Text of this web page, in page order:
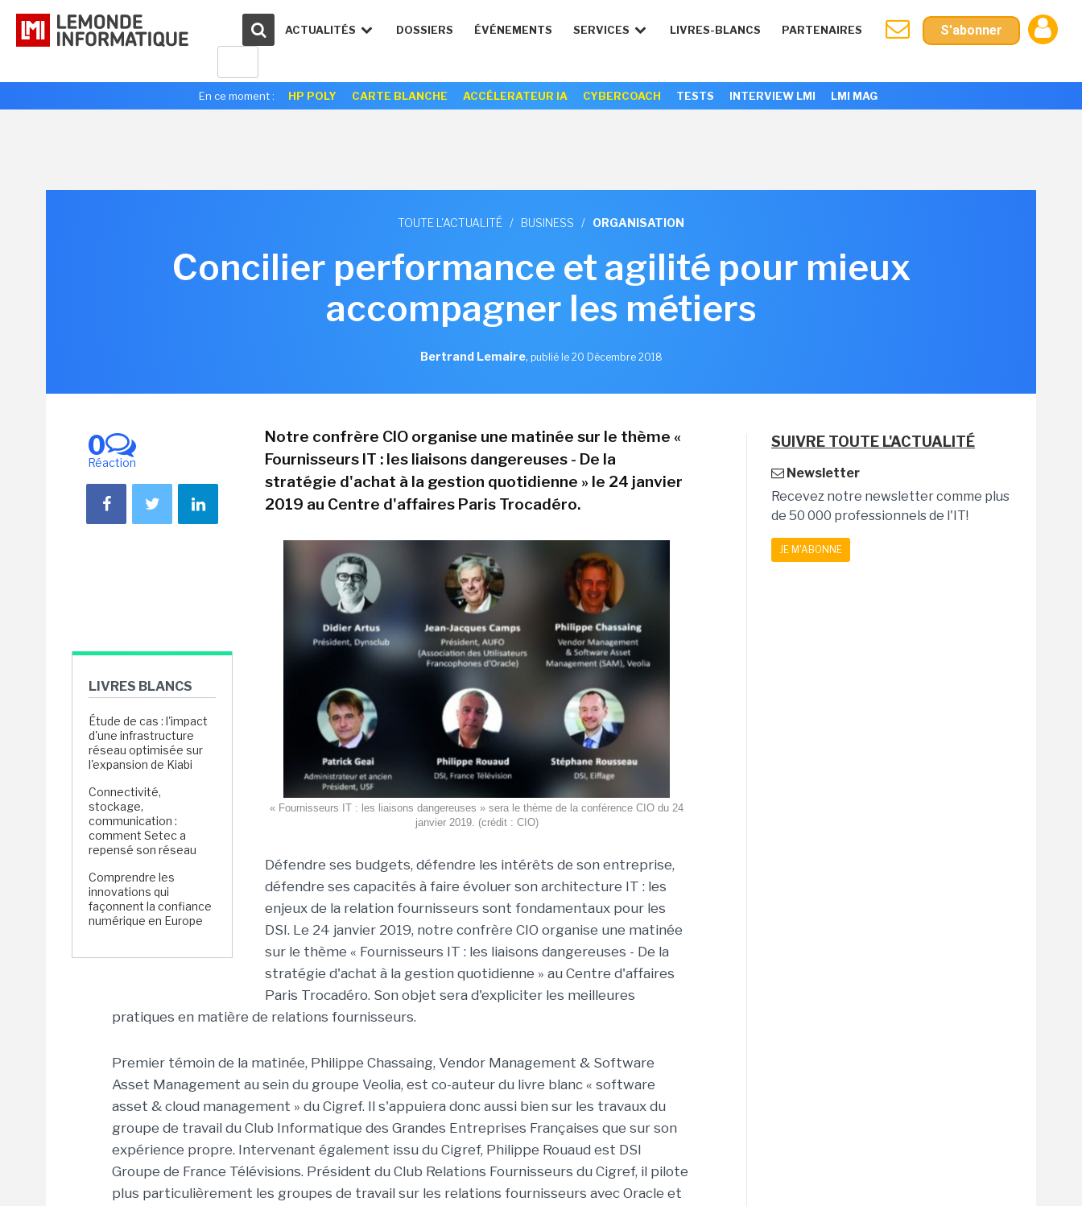
ACTUALITÉS DOSSIERS ÉVÉNEMENTS SERVICES LIVRES-BLANCS PARTENAIRES S'abonner
En ce moment : HP POLY CARTE BLANCHE ACCÉLERATEUR IA CYBERCOACH TESTS INTERVIEW LMI LMI MAG
TOUTE L'ACTUALITÉ / BUSINESS / ORGANISATION
Concilier performance et agilité pour mieux
accompagner les métiers
Bertrand Lemaire, publié le 20 Décembre 2018
0
Réaction
LIVRES BLANCS
Étude de cas : l'impact
d'une infrastructure
réseau optimisée sur
l'expansion de Kiabi
Connectivité,
stockage,
communication :
comment Setec a
repensé son réseau
Comprendre les
innovations qui
façonnent la confiance
numérique en Europe
Notre confrère CIO organise une matinée sur le thème «
Fournisseurs IT : les liaisons dangereuses - De la
stratégie d'achat à la gestion quotidienne » le 24 janvier
2019 au Centre d'affaires Paris Trocadéro.
« Fournisseurs IT : les liaisons dangereuses » sera le thème de la conférence CIO du 24
janvier 2019. (crédit : CIO)
Défendre ses budgets, défendre les intérêts de son entreprise,
défendre ses capacités à faire évoluer son architecture IT : les
enjeux de la relation fournisseurs sont fondamentaux pour les
DSI. Le 24 janvier 2019, notre confrère CIO organise une matinée
sur le thème « Fournisseurs IT : les liaisons dangereuses - De la
stratégie d'achat à la gestion quotidienne » au Centre d'affaires
Paris Trocadéro. Son objet sera d'expliciter les meilleures
pratiques en matière de relations fournisseurs.
Premier témoin de la matinée, Philippe Chassaing, Vendor Management & Software
Asset Management au sein du groupe Veolia, est co-auteur du livre blanc « software
asset & cloud management » du Cigref. Il s'appuiera donc aussi bien sur les travaux du
groupe de travail du Club Informatique des Grandes Entreprises Françaises que sur son
expérience propre. Intervenant également issu du Cigref, Philippe Rouaud est DSI
Groupe de France Télévisions. Président du Club Relations Fournisseurs du Cigref, il pilote
plus particulièrement les groupes de travail sur les relations fournisseurs avec Oracle et
SUIVRE TOUTE L'ACTUALITÉ
Newsletter
Recevez notre newsletter comme plus
de 50 000 professionnels de l'IT!
JE M'ABONNE